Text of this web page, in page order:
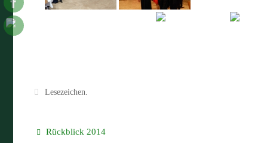
Lesezeichen
Rückblick 2014